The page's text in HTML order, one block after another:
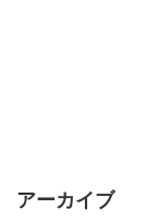
アーカイブ